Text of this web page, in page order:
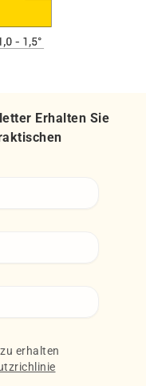
Erhalten Sie
erhalten